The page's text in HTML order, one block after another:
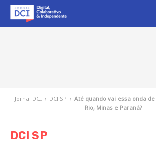
Jornal DCI › DCI SP › Até quando vai essa onda
Rio, Minas e Paraná?
DCI SP